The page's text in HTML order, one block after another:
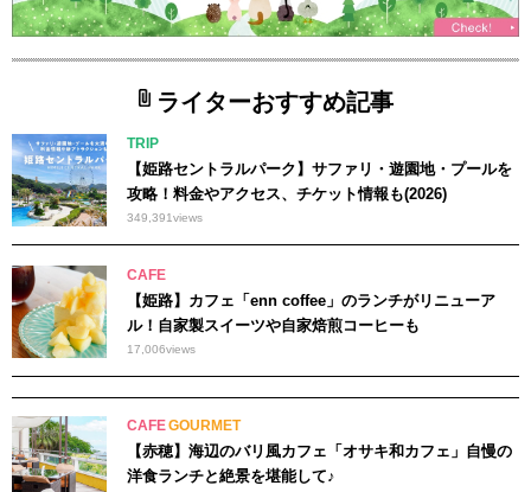
ライターおすすめ記事
TRIP
【姫路セントラルパーク】サファリ・遊園地・プールを
攻略！料金やアクセス、チケット情報も(2026)
349,391views
CAFE
【姫路】カフェ「enn coffee」のランチがリニューア
ル！自家製スイーツや自家焙煎コーヒーも
17,006views
CAFEGOURMET
【赤穂】海辺のバリ風カフェ「オサキ和カフェ」自慢の
洋食ランチと絶景を堪能して♪